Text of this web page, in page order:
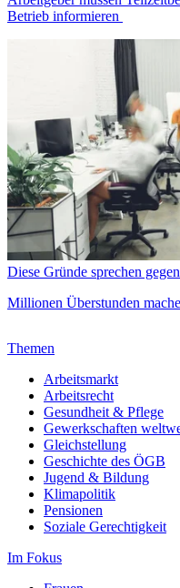
Betrieb informieren
Diese Gründe sprechen
Millionen Überstunden
Themen
Arbeitsmarkt
Arbeitsrecht
Gesundheit & Pflege
Gewerkschaften
Gleichstellung
Geschichte des ÖGB
Jugend & Bildung
Klimapolitik
Pensionen
Soziale Gerechtigkeit
Im Fokus